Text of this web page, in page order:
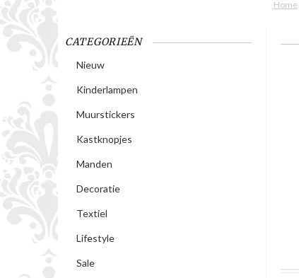
Home
CATEGORIEËN
Nieuw
Kinderlampen
Muurstickers
Kastknopjes
Manden
Decoratie
Textiel
Lifestyle
Sale